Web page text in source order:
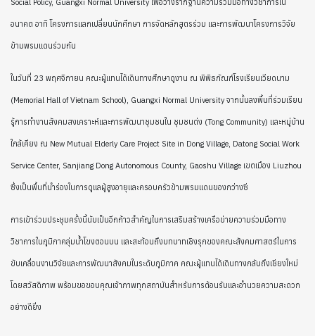
อนาคต อาทิ โครงการแลกเปลี่ยนนักศึกษา การจัดหลักสูตรร่วม และการพัฒนาโครงการวิจัย
ข้ามพรมแดนร่วมกัน
ในวันที่ 23 พฤศจิกายน คณะผู้แทนได้เดินทางศึกษาดูงาน ณ พิพิธภัณฑ์โรงเรียนเวียดนาม
(Memorial Hall of Vietnam School), Guangxi Normal University จากนั้นลงพื้นที่ร่วมเรียน
รู้การทำงานสังคมสงเคราะห์และการพัฒนาชุมชนใน ชุมชนต่ง (Tong Community) และหมู่บ้าน
ใกล้เคียง ณ New Mutual Elderly Care Project Site in Dong Village, Datong Social Work
Service Center, Sanjiang Dong Autonomous County, Gaoshu Village เขตเมือง Liuzhou
ซึ่งเป็นพื้นที่นำร่องในการดูแลผู้สูงอายุและครอบครัวข้ามพรมแดนของกว่างซี
การเข้าร่วมประชุมครั้งนี้นับเป็นอีกก้าวสำคัญในการเสริมสร้างเครือข่ายความร่วมมือทาง
วิชาการในภูมิภาคลุ่มน้ำโขงตอนบน และสะท้อนถึงบทบาทเชิงรุกของคณะสังคมศาสตร์ในการ
ขับเคลื่อนงานวิจัยและการพัฒนาสังคมในระดับภูมิภาค คณะผู้แทนได้เดินทางกลับถึงเชียงใหม่
โดยสวัสดิภาพ พร้อมขอขอบคุณเจ้าภาพทุกสถาบันสำหรับการต้อนรับและอำนวยความสะดวก
อย่างดียิ่ง